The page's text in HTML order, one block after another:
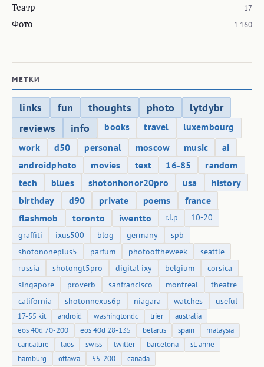
Театр 17
Фото 1 160
МЕТКИ
links fun thoughts photo
lytdybr
reviews
info books travel
luxembourg
work
d50 personal moscow music
ai
androidphoto
movies text 16-85
random
tech
blues shotonhonor20pro usa
history
birthday
d90 private poems
france
flashmob
toronto iwentto r.i.p
10-20
graffiti
ixus500 blog germany
spb
shotononeplus5
parfum photooftheweek
seattle
russia
shotongt5pro digital ixy belgium
corsica
singapore
proverb sanfrancisco montreal
theatre
california
shotonnexus6p niagara watches useful
17-55 kit android washingtondc trier
australia
eos 40d 70-200
eos 40d 28-135 belarus spain
malaysia
caricature
laos swiss twitter barcelona
st. anne
hamburg
ottawa 55-200 canada